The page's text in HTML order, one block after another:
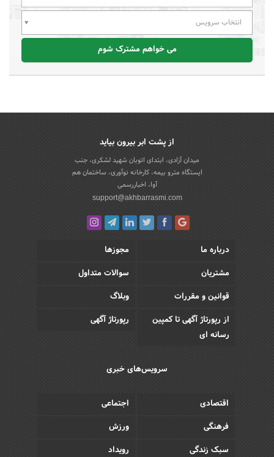
انتخاب سرویس
می خواهم مشترک شوم
از پشت ابر بیرون بیاید
میدان آزادی، ابتدای اتوبان شهید لشکری، جنب
ایستگاه مترو بیمه، کارخانه نوآوری، ساختمان هم
آوا، اخباررسمی
support@akhbarrasmi.com
درباره ما
مجوزها
مشتریان
سوالات متداول
قوانین و مقررات
وبلاگ
از رپورتاژ آگهی تا کمپین
رسانه ای
رپورتاژ آگهی
سرویس‌های خبری
اقتصادی
اجتماعی
فرهنگی
ورزش
سبک زندگی
رویداد